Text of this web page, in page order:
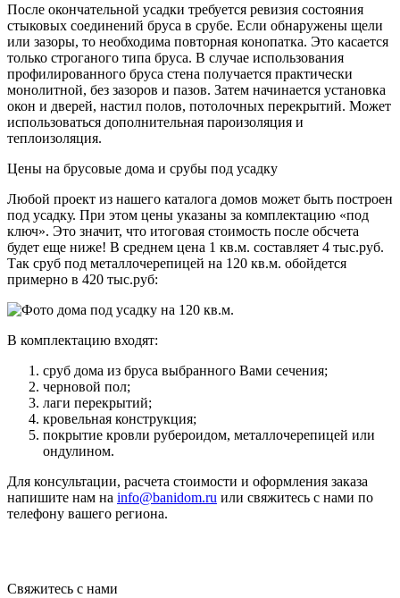
После окончательной усадки требуется ревизия состояния
стыковых соединений бруса в срубе. Если обнаружены щели
или зазоры, то необходима повторная конопатка. Это касается
только строганого типа бруса. В случае использования
профилированного бруса стена получается практически
монолитной, без зазоров и пазов. Затем начинается установка
окон и дверей, настил полов, потолочных перекрытий. Может
использоваться дополнительная пароизоляция и
теплоизоляция.
Цены на брусовые дома и срубы под усадку
Любой проект из нашего каталога домов может быть построен
под усадку. При этом цены указаны за комплектацию «под
ключ». Это значит, что итоговая стоимость после обсчета
будет еще ниже! В среднем цена 1 кв.м. составляет 4 тыс.руб.
Так сруб под металлочерепицей на 120 кв.м. обойдется
примерно в 420 тыс.руб:
В комплектацию входят:
сруб дома из бруса выбранного Вами сечения;
черновой пол;
лаги перекрытий;
кровельная конструкция;
покрытие кровли рубероидом, металлочерепицей или
ондулином.
Для консультации, расчета стоимости и оформления заказа
напишите нам на info@banidom.ru или свяжитесь с нами по
телефону вашего региона.
Свяжитесь с нами